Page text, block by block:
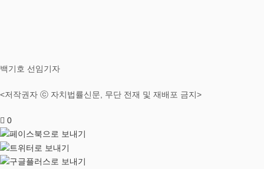
백기호 선임기자
<저작권자 ⓒ 자치법률신문, 무단 전재 및 재배포 금지>
0